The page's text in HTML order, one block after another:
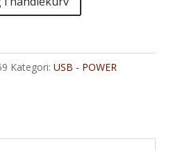
Kategori: USB - POWER